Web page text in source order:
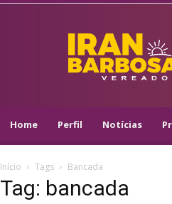
IRAN
BARBOSA
–
VEREADOR
–
Home Perfil Notícias
Início Tags Bancada
Tag: bancada